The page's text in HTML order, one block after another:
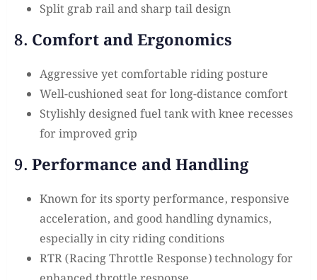
Split grab rail and sharp tail design
8. Comfort and Ergonomics
Aggressive yet comfortable riding posture
Well-cushioned seat for long-distance comfort
Stylishly designed fuel tank with knee recesses
for improved grip
9. Performance and Handling
Known for its sporty performance, responsive
acceleration, and good handling dynamics,
especially in city riding conditions
RTR (Racing Throttle Response) technology for